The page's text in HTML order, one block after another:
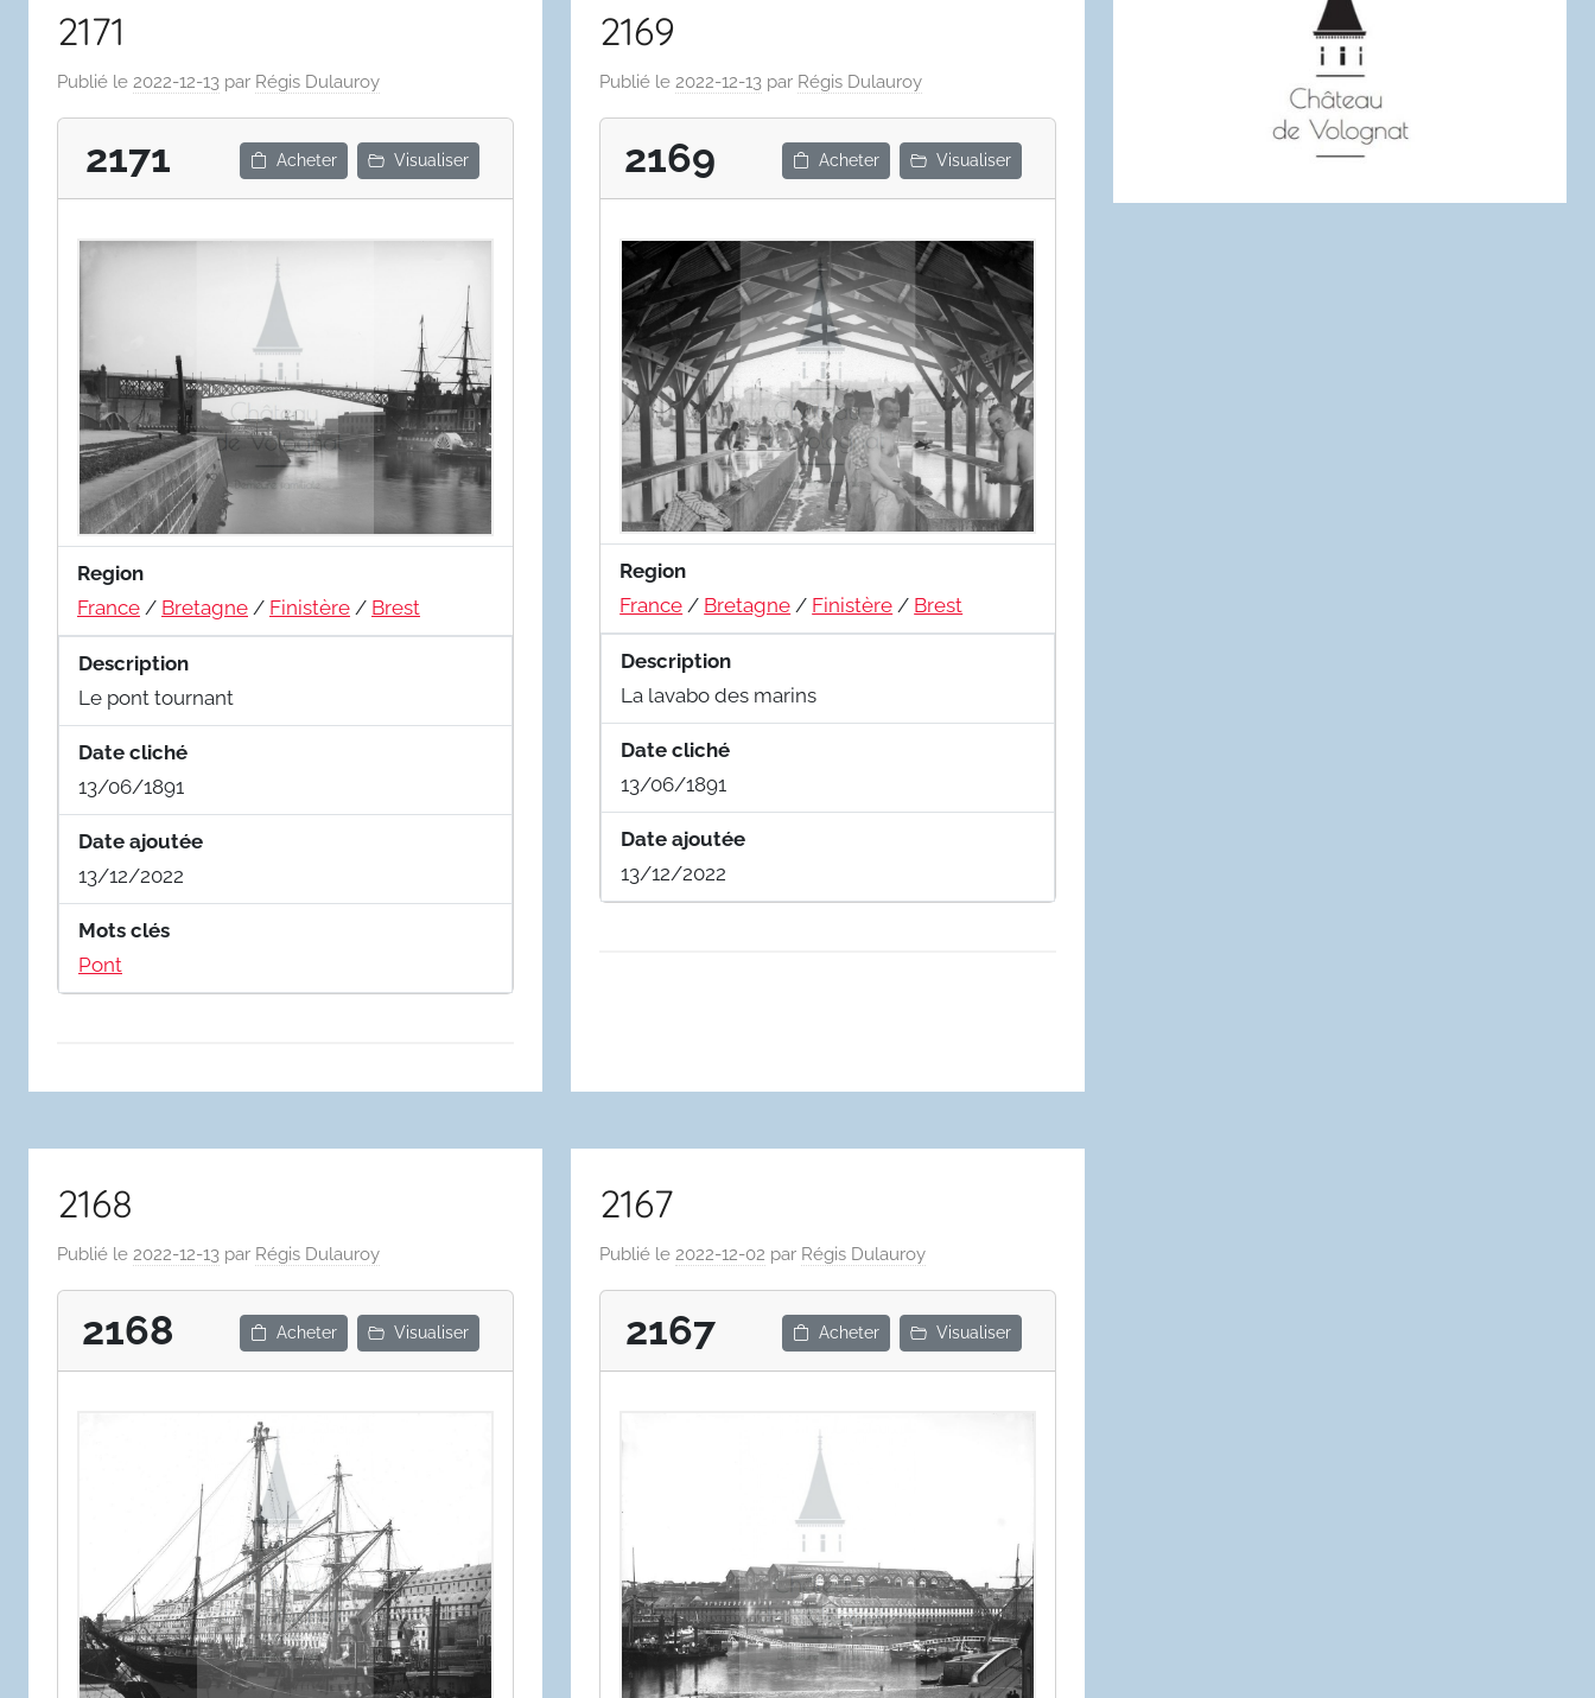
2171
Publié le 2022-12-13 par Régis Dulauroy
2171 Acheter Visualiser
Region
France / Bretagne / Finistère / Brest
Description
Le pont tournant
Date cliché
13/06/1891
Date ajoutée
13/12/2022
Mots clés
Pont
2169
Publié le2022-12-13 par Régis Dulauroy
2169 Acheter Visualiser
Region
France / Bretagne / Finistère / Brest
Description
La lavabo des marins
Date cliché
13/06/1891
Date ajoutée
13/12/2022
2168
Publié le 2022-12-13 par Régis Dulauroy
2168 Acheter Visualiser
2167
Publié le 2022-12-02 par Régis Dulauroy
2167 Acheter Visualiser